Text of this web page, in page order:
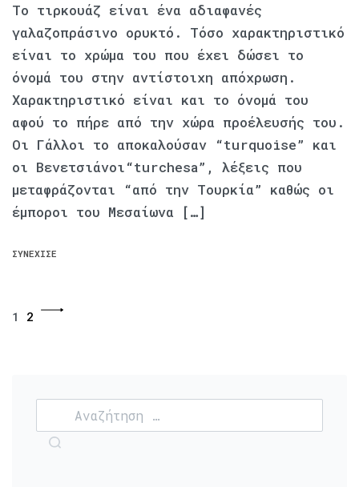
Το τιρκουάζ είναι ένα αδιαφανές
γαλαζοπράσινο ορυκτό. Τόσο χαρακτηριστικό
είναι το χρώμα του που έχει δώσει το
όνομά του στην αντίστοιχη απόχρωση.
Χαρακτηριστικό είναι και το όνομά του
αφού το πήρε από την χώρα προέλευσής του.
Οι Γάλλοι το αποκαλούσαν “turquoise” και
οι Βενετσιάνοι“turchesa”, λέξεις που
μεταφράζονται “από την Τουρκία” καθώς οι
έμποροι του Μεσαίωνα […]
ΣΥΝΈΧΙΣΕ
1 2